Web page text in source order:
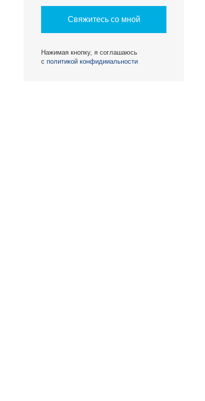
Свяжитесь со мной
Нажимая кнопку, я соглашаюсь
с политикой конфидииальности